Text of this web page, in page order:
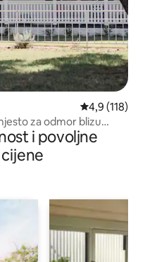
Prosječna
4,9 (118)
za odmor blizu
i povoljne